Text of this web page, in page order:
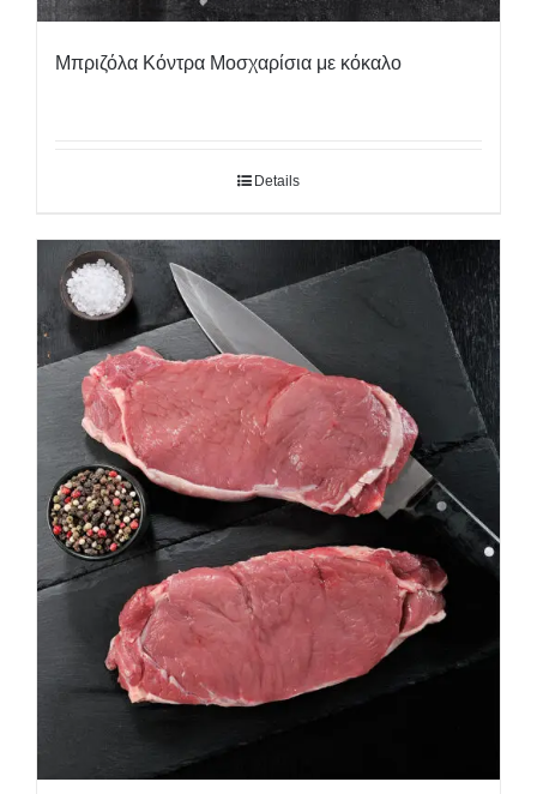
Μπριζόλα Κόντρα Μοσχαρίσια με κόκαλο
Details